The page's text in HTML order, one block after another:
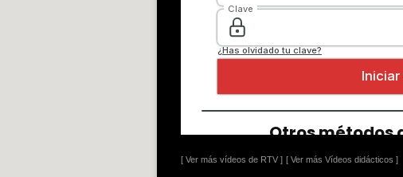
[ Ver más vídeos de RTV ] [ Ver más Vídeos didácticos ]